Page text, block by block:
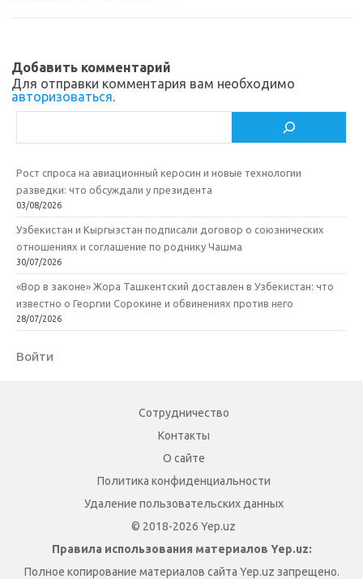
Добавить комментарий
Для отправки комментария вам необходимо
авторизоваться.
Рост спроса на авиационный керосин и новые технологии
разведки: что обсуждали у президента
03/08/2026
Узбекистан и Кыргызстан подписали договор о союзнических
отношениях и соглашение по роднику Чашма
30/07/2026
«Вор в законе» Жора Ташкентский доставлен в Узбекистан: что
известно о Георгии Сорокине и обвинениях против него
28/07/2026
Войти
Сотрудничество
Контакты
О сайте
Политика конфиденциальности
Удаление пользовательских данных
© 2018-2026 Yep.uz
Правила использования материалов Yep.uz:
Полное копирование материалов сайта Yep.uz запрещено.